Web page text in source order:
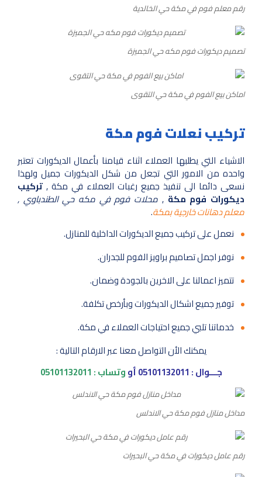
رقم معلم فوم في مكة حي الخالدية
تصميم ديكورات فوم مكه حي الجميزة
اماكن بيع الفوم في مكة حي التقوى
تركيب نعلات فوم مكة
الاشياء التي يطلبها العملاء اثناء قيامنا بأعمال الديكورات تعتبر
واحده من الامور التي تجعل من شكل الديكورات جميل ولهذا
نسعى دائما الى تنفيذ جميع رغبات العملاء في مكة , تركيب
ديكورات فوم مكة , محلات فوم في مكه حي الطندباوي ,
معلم دهانات خارجية بمكة.
نعمل على تركيب جميع الديكورات الداخلية للمنازل.
نوفر اجمل تصاميم براويز الفوم للجدران.
تتميز اعمالنا على الاخرين بالجودة وضمان.
توفير جميع اشكال الديكورات وبأرخص تكلفة.
خدماتنا تلبي جميع احتياجات العملاء في مكة.
يمكنك الأن التواصل معنا عبر الارقام التالية :
جـــوال : 05101132011أووتساب : 05101132011
مداخل منازل فوم مكة حي الاندلس
رقم عامل ديكورات في مكة حي البحيرات